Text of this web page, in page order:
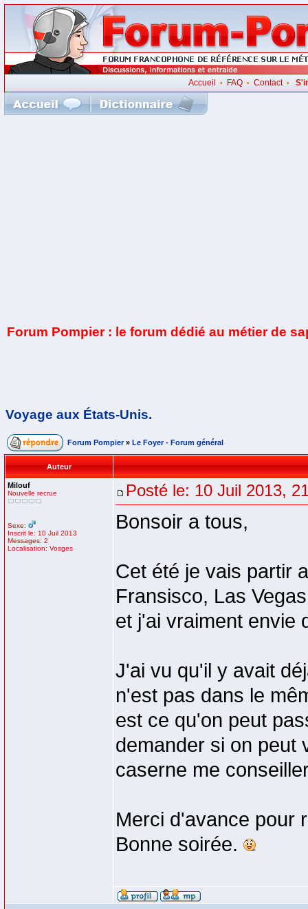
Accueil • FAQ• Contact•
Forum Pompier : le forum dédié au métier de
Voyage aux États-Unis.
Forum Pompier » Le Foyer - Forum général
Auteur
Milouf
Nouvelle recrue
Sexe:
Inscrit le: 10 Juil 2013
Messages: 2
Localisation: Vosges
Posté le: 10 Juil 2013,
Bonsoir a tous,
Cet été je vais partir
Fransisco, Las
et j'ai vraiment envie
J'ai vu qu'il y avait
n'est pas dans le
est ce qu'on peut
demander si on peut
caserne me
Merci d'avance pour
Bonne soirée.